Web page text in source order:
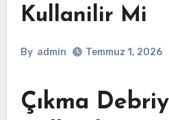
Kullanilir Mi
By admin Temmuz 1, 2026
Çıkma